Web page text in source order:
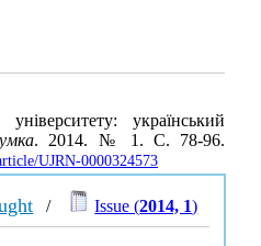
український
. 2014. № 1. С. 78-96.
UJRN-0000324573
/ Issue (2014, 1)